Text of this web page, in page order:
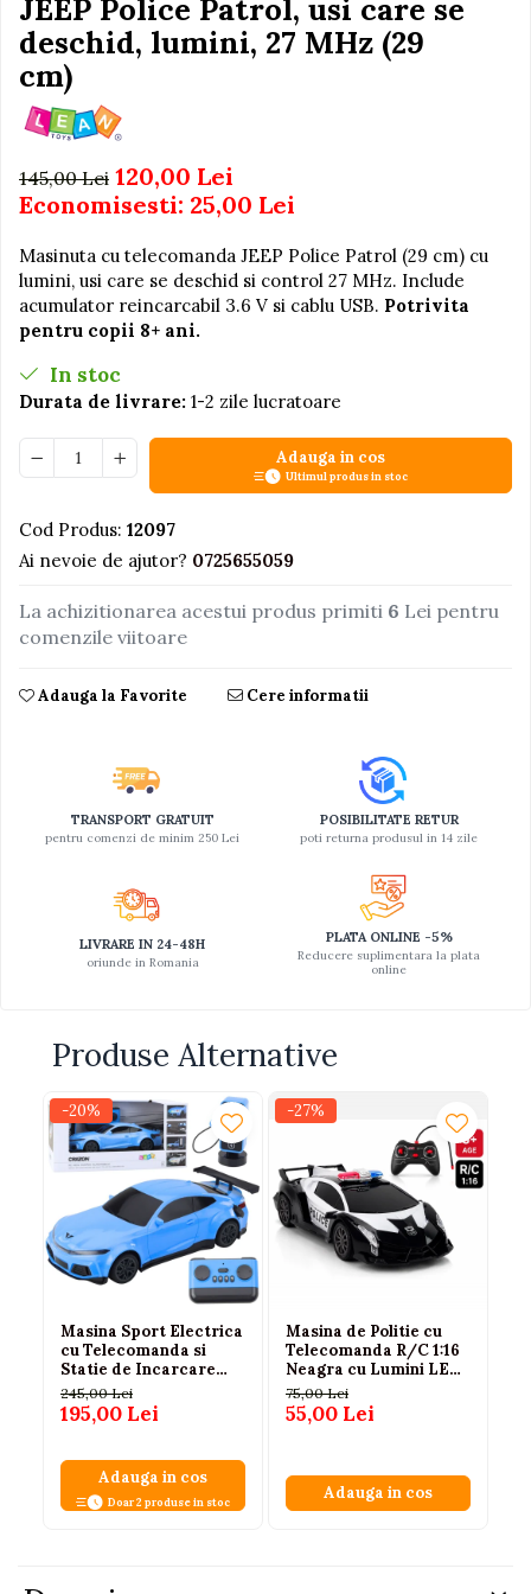
Jucarii de baie
Seturi de frumusete
Caluti balansoar
Interactive, educative si
Figurine
Blocuri de constructie
Covorase de dans
Creative
De plus
Fotolii gonflabile
Jocuri de indemanare
Jocuri sportive
Jucarii educative din lemn
Motociclete
Muzica si instrumente
Saltelute si centre de activitati
Set Avioane si submarine
Seturi de rufe
Trenuri cu sine
Ingrijire cosmetica mamici
Perioada Alaptarii
Perioada Sarcinii
Pompe de san
JEEP Police Patrol, usi care se
deschid, lumini, 27 MHz (29
cm)
145,00 Lei 120,00 Lei
Economisesti: 25,00 Lei
Masinuta cu telecomanda JEEP Police Patrol (29 cm) cu
lumini, usi care se deschid si control 27 MHz. Include
acumulator reincarcabil 3.6 V si cablu USB. Potrivita
pentru copii 8+ ani.
In stoc
Durata de livrare: 1-2 zile lucratoare
Adauga in cos
Ultimul produs in stoc
Cod Produs: 12097
Ai nevoie de ajutor? 0725655059
La achizitionarea acestui produs primiti 6 Lei pentru
comenzile viitoare
Adauga la Favorite Cere informatii
TRANSPORT GRATUIT
pentru comenzi de minim 250 Lei
POSIBILITATE RETUR
poti returna produsul in 14 zile
LIVRARE IN 24-48H
oriunde in Romania
PLATA ONLINE -5%
Reducere suplimentara la plata
online
Produse Alternative
-20%
Masina Sport Electrica
cu Telecomanda si
Statie de Incarcare
Albastra, 3 ANI+
245,00 Lei
195,00 Lei
Adauga in cos
Doar 2 produse in stoc
-27%
Masina de Politie cu
Telecomanda R/C 1:16
Neagra cu Lumini LED
3 ani+
75,00 Lei
55,00 Lei
Adauga in cos